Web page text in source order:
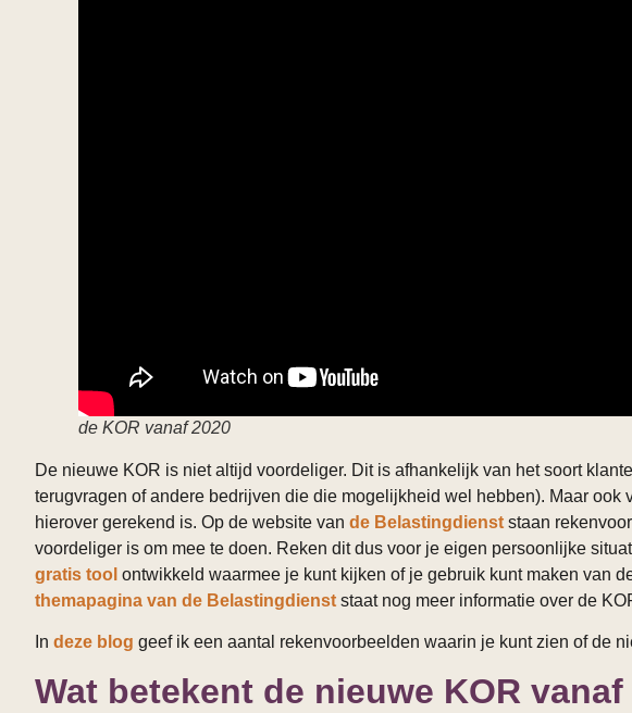
de KOR vanaf 2020
De nieuwe KOR is niet altijd voordeliger. Dit is afhankelijk van het soort
terugvragen of andere bedrijven die die mogelijkheid wel hebben). Maar ook
hierover gerekend is. Op de website van de Belastingdienst staan
voordeliger is om mee te doen. Reken dit dus voor je eigen persoonlijke
gratis tool ontwikkeld waarmee je kunt kijken of je gebruik kunt maken van
themapagina van de Belastingdienst staat nog meer informatie over de
In deze blog geef ik een aantal rekenvoorbeelden waarin je kunt zien of de
Wat betekent de nieuwe KOR vanaf